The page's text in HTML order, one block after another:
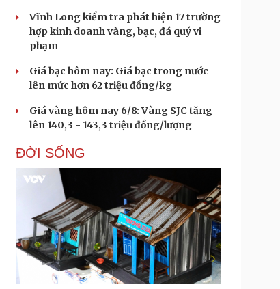
Vĩnh Long kiểm tra phát hiện 17 trường
hợp kinh doanh vàng, bạc, đá quý vi
phạm
Giá bạc hôm nay: Giá bạc trong nước
lên mức hơn 62 triệu đồng/kg
Giá vàng hôm nay 6/8: Vàng SJC tăng
lên 140,3 - 143,3 triệu đồng/lượng
ĐỜI SỐNG